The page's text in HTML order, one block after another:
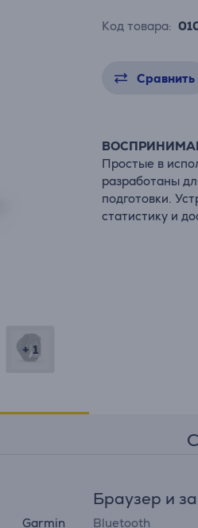
+ 1
Код товара:
Сравнить
Простые в
разработаны
подготовки.
статистику и
Garmin
Браузер и
Bluetooth